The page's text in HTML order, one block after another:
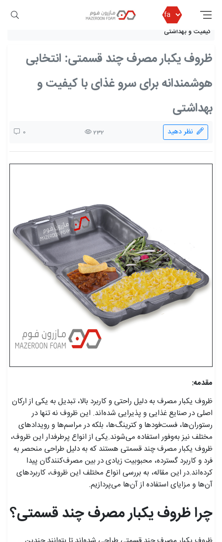
مازرون فوم
مقالات
ظروف یکبار مصرف چند قسمتی: انتخابی هوشمندانه برای سرو غذای با
کیفیت و بهداشتی
ظروف یکبار مصرف چند قسمتی: انتخابی
هوشمندانه برای سرو غذای با کیفیت و
بهداشتی
0 232 نظر دهید
مقدمه:
ظروف یکبار مصرف به دلیل راحتی و کاربرد بالا، تبدیل به یکی از ارکان
اصلی در صنایع غذایی و پذیرایی شده‌اند. این ظروف نه تنها در
رستوران‌ها، فست‌فودها و کترینگ‌ها، بلکه در مراسم‌ها و رویدادهای
مختلف نیز به‌وفور استفاده می‌شوند.یکی از انواع پرطرفدار این ظروف،
ظروف یکبار مصرف چند قسمتی هستند که به دلیل طراحی منحصر به
فرد و کاربرد گسترده، محبوبیت زیادی در بین مصرف‌کنندگان پیدا
کرده‌اند.در این مقاله، به بررسی انواع مختلف این ظروف، کاربردهای
آن‌ها و مزایای استفاده از آن‌ها می‌پردازیم.
چرا ظروف یکبار مصرف چند قسمتی؟